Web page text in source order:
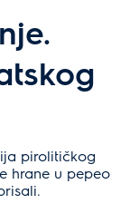
pirolitičkog
hrane u pepeo